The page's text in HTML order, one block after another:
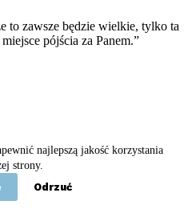
najlepszą jakość korzystania
strony.
Odrzuć
to zawsze będzie wielkie, tylko ta
pójścia za Panem.”